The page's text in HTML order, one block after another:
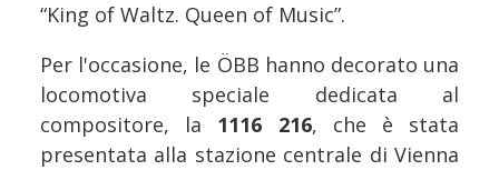
“King of Waltz. Queen of Music”.
Per l'occasione, le ÖBB hanno decorato una
locomotiva speciale dedicata al
compositore, la 1116 216, che è stata
presentata alla stazione centrale di Vienna